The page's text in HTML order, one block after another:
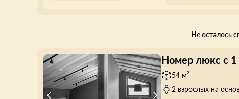
Не осталось
Номер люкс с 1
54 м²
2 взрослых на